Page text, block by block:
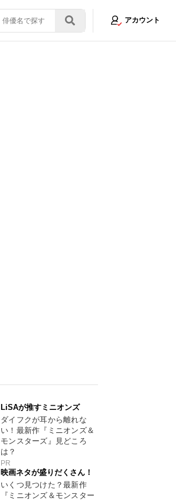
アカウント
LiSAが推すミニオンズ
ダイフクが耳から離れな
い！最新作『ミニオンズ＆
モンスターズ』見どころ
は？
PR
映画ネタが盛りだくさん！
いくつ見つけた？最新作
『ミニオンズ＆モンスター